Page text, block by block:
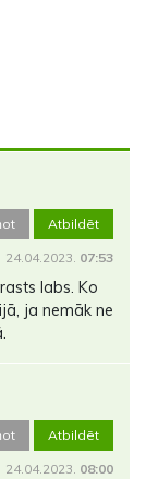
Atbildēt
24.04.2023. 07:53
labs. Ko
ja nemāk ne
Atbildēt
24.04.2023. 08:00